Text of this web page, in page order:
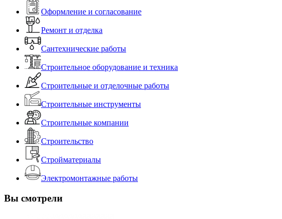
Оформление и согласование
Ремонт и отделка
Сантехнические работы
Строительное оборудование и техника
Строительные и отделочные работы
Строительные инструменты
Строительные компании
Строительство
Стройматериалы
Электромонтажные работы
Вы смотрели